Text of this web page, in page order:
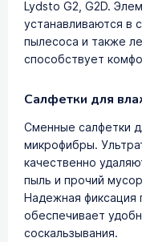
Lydsto G2, G2D.
устанавливаются в
пылесоса и также
способствует
Салфетки для
Сменные салфетки
микрофибры.
качественно
пыль и прочий
Надежная фиксация
обеспечивает
соскальзывания.